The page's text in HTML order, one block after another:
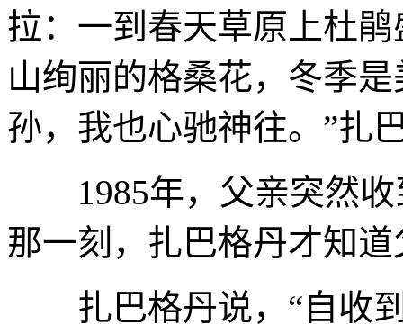
拉：一到春天草原上杜
山绚丽的格桑花，冬季
孙，我也心驰神往。”扎
1985年，父亲突然收
那一刻，扎巴格丹才知
扎巴格丹说，“自收到